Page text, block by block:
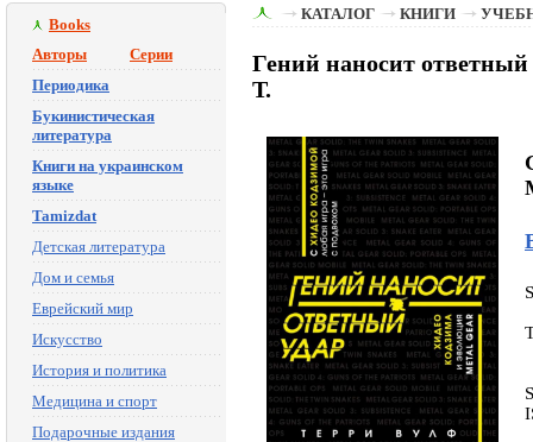
Books
Авторы
Серии
Периодика
Букинистическая
литература
Книги на украинском
языке
Tamizdat
Детская литература
Дом и семья
Еврейский мир
Искусство
История и политика
Медицина и спорт
Подарочные издания
КАТАЛОГ КНИГИ
Гений наносит
Т.